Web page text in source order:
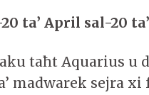
0 ta’ April sal-20
taħt Aquarius
madwarek sejra